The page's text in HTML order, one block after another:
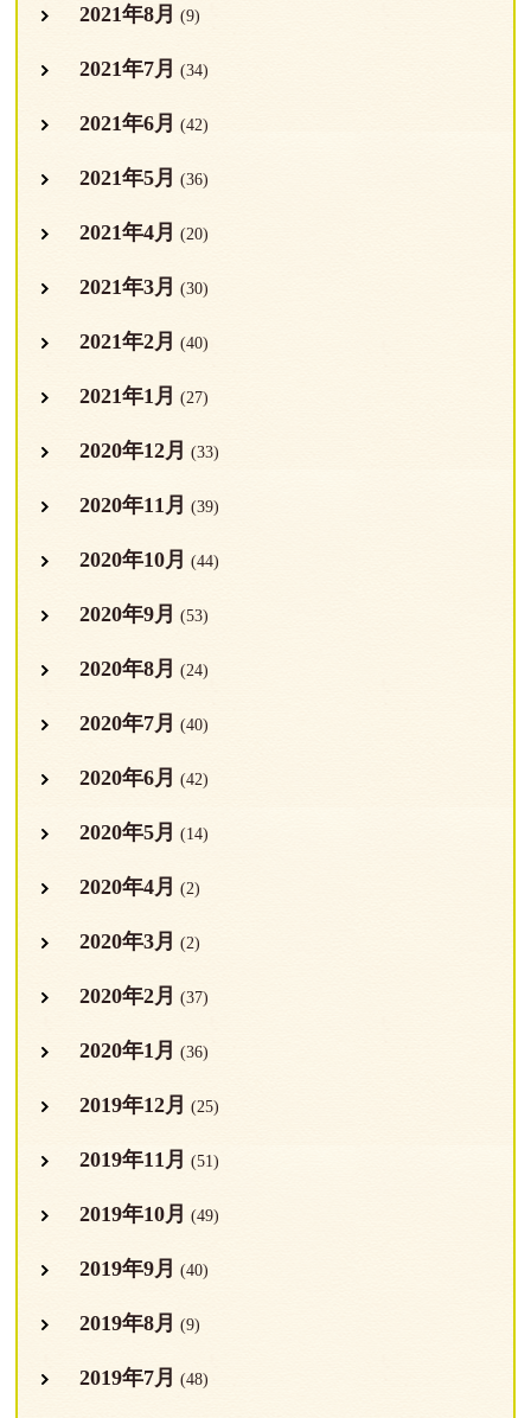
2021年8月 (9)
2021年7月 (34)
2021年6月 (42)
2021年5月 (36)
2021年4月 (20)
2021年3月 (30)
2021年2月 (40)
2021年1月 (27)
2020年12月 (33)
2020年11月 (39)
2020年10月 (44)
2020年9月 (53)
2020年8月 (24)
2020年7月 (40)
2020年6月 (42)
2020年5月 (14)
2020年4月 (2)
2020年3月 (2)
2020年2月 (37)
2020年1月 (36)
2019年12月 (25)
2019年11月 (51)
2019年10月 (49)
2019年9月 (40)
2019年8月 (9)
2019年7月 (48)